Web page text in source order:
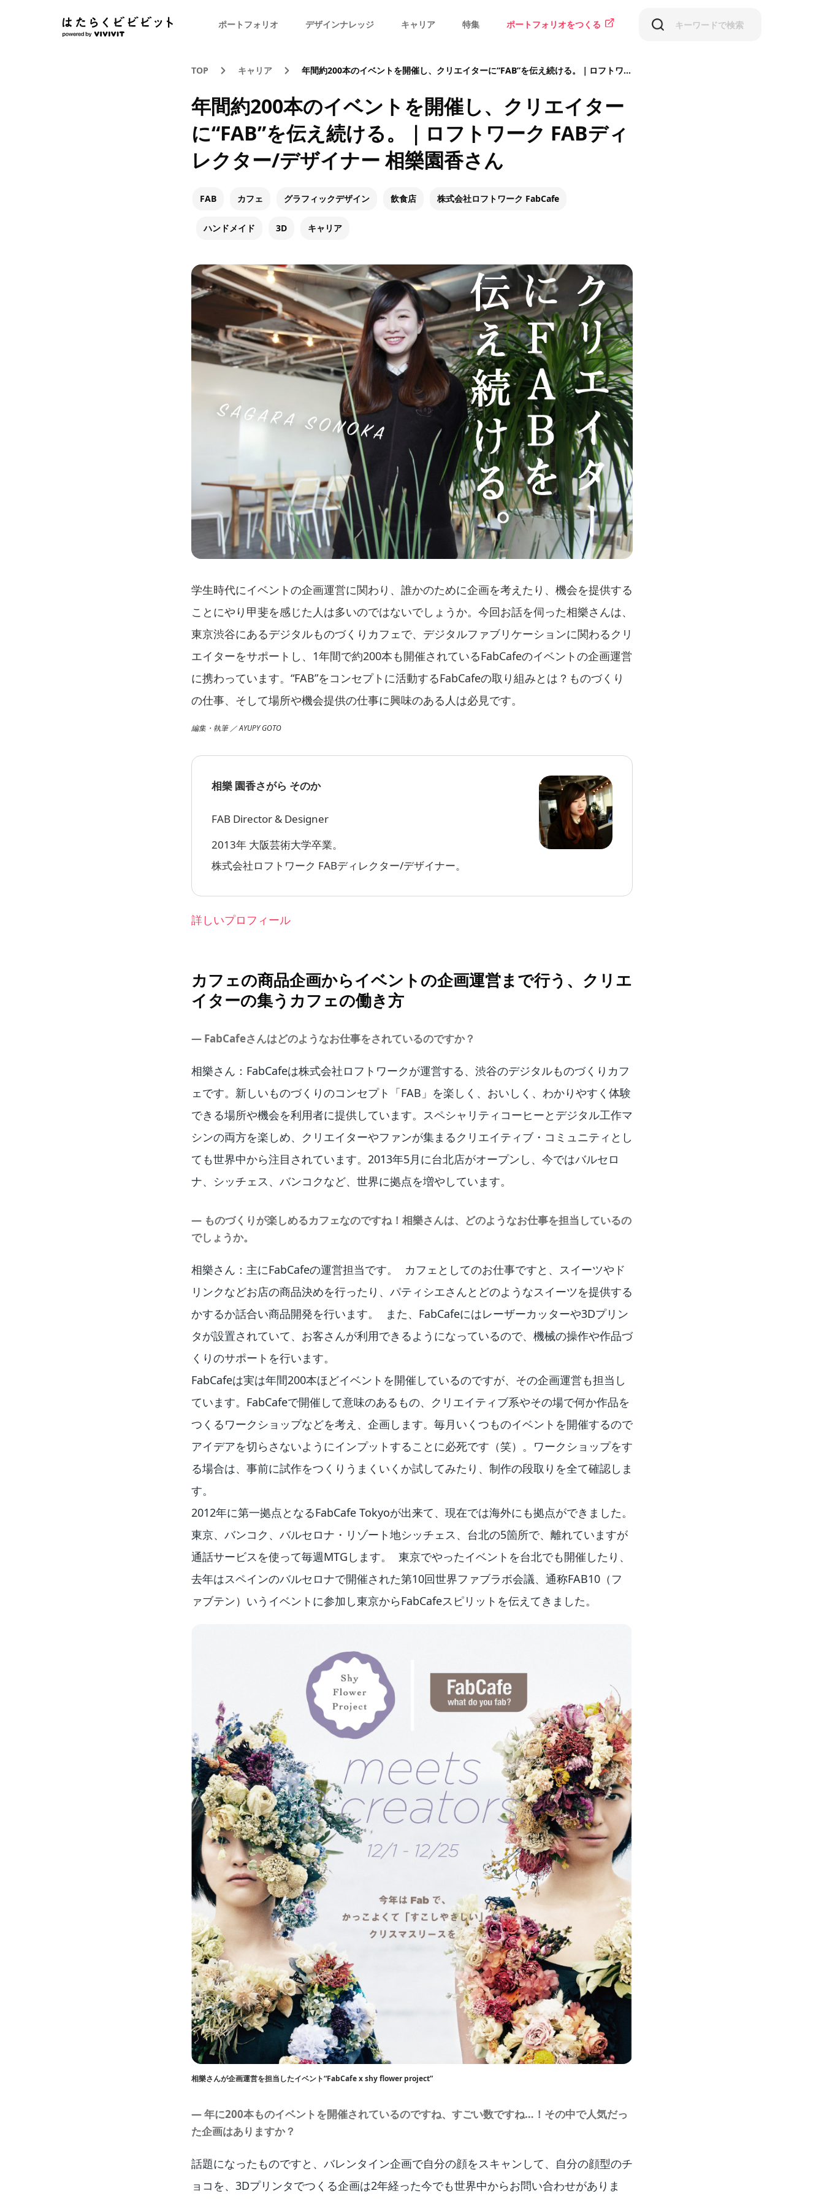
ポートフォリオ デザインナレッジ キャリア 特集 ポートフォリオをつくる
TOP キャリア 年間約200本のイベントを開催し、クリエイターに“FAB”を伝え続ける。｜ロフトワーク FABディレクター/デザイナー 相樂園香さん
年間約200本のイベントを開催し、クリエイター
に“FAB”を伝え続ける。｜ロフトワーク FABディ
レクター/デザイナー 相樂園香さん
FAB カフェ グラフィックデザイン 飲食店 株式会社ロフトワーク FabCafe
ハンドメイド 3D キャリア
学生時代にイベントの企画運営に関わり、誰かのために企画を考えたり、機会を提供する
ことにやり甲斐を感じた人は多いのではないでしょうか。今回お話を伺った相樂さんは、
東京渋谷にあるデジタルものづくりカフェで、デジタルファブリケーションに関わるクリ
エイターをサポートし、1年間で約200本も開催されているFabCafeのイベントの企画運営
に携わっています。“FAB”をコンセプトに活動するFabCafeの取り組みとは？ものづくり
の仕事、そして場所や機会提供の仕事に興味のある人は必見です。
編集・執筆 ／ AYUPY GOTO
相樂 園香さがら そのか
FAB Director & Designer
2013年 大阪芸術大学卒業。
株式会社ロフトワーク FABディレクター/デザイナー。
詳しいプロフィール
カフェの商品企画からイベントの企画運営まで行う、クリエ
イターの集うカフェの働き方
― FabCafeさんはどのようなお仕事をされているのですか？
相樂さん：FabCafeは株式会社ロフトワークが運営する、渋谷のデジタルものづくりカフ
ェです。新しいものづくりのコンセプト「FAB」を楽しく、おいしく、わかりやすく体験
できる場所や機会を利用者に提供しています。スペシャリティコーヒーとデジタル工作マ
シンの両方を楽しめ、クリエイターやファンが集まるクリエイティブ・コミュニティとし
ても世界中から注目されています。2013年5月に台北店がオープンし、今ではバルセロ
ナ、シッチェス、バンコクなど、世界に拠点を増やしています。
― ものづくりが楽しめるカフェなのですね！相樂さんは、どのようなお仕事を担当しているの
でしょうか。
相樂さん：主にFabCafeの運営担当です。 カフェとしてのお仕事ですと、スイーツやド
リンクなどお店の商品決めを行ったり、パティシエさんとどのようなスイーツを提供する
かするか話合い商品開発を行います。 また、FabCafeにはレーザーカッターや3Dプリン
タが設置されていて、お客さんが利用できるようになっているので、機械の操作や作品づ
くりのサポートを行います。
FabCafeは実は年間200本ほどイベントを開催しているのですが、その企画運営も担当し
ています。FabCafeで開催して意味のあるもの、クリエイティブ系やその場で何か作品を
つくるワークショップなどを考え、企画します。毎月いくつものイベントを開催するので
アイデアを切らさないようにインプットすることに必死です（笑）。ワークショップをす
る場合は、事前に試作をつくりうまくいくか試してみたり、制作の段取りを全て確認しま
す。
2012年に第一拠点となるFabCafe Tokyoが出来て、現在では海外にも拠点ができました。
東京、バンコク、バルセロナ・リゾート地シッチェス、台北の5箇所で、離れていますが
通話サービスを使って毎週MTGします。 東京でやったイベントを台北でも開催したり、
去年はスペインのバルセロナで開催された第10回世界ファブラボ会議、通称FAB10（フ
ァブテン）いうイベントに参加し東京からFabCafeスピリットを伝えてきました。
相樂さんが企画運営を担当したイベント“FabCafe x shy flower project”
― 年に200本ものイベントを開催されているのですね、すごい数ですね…！その中で人気だっ
た企画はありますか？
話題になったものですと、バレンタイン企画で自分の顔をスキャンして、自分の顔型のチ
ョコを、3Dプリンタでつくる企画は2年経った今でも世界中からお問い合わせがありま